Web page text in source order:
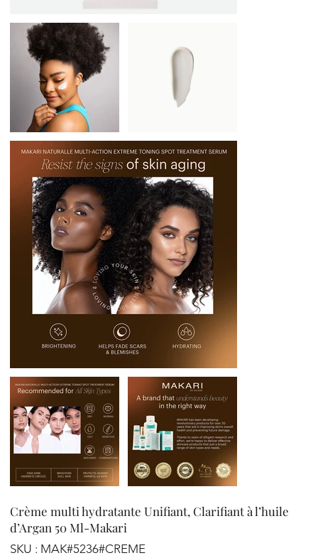
Crème multi hydratante Unifiant, Clarifiant à l’huile
d’Argan 50 Ml-Makari
SKU : SKU
MAK#5236#CREME
MAK#5236#CREME